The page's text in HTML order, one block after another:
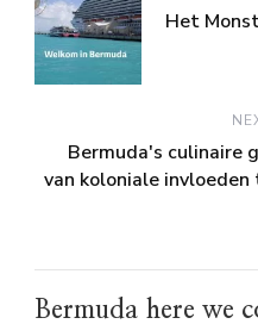
Het
Bermuda's culinaire
van koloniale
Bermuda here we